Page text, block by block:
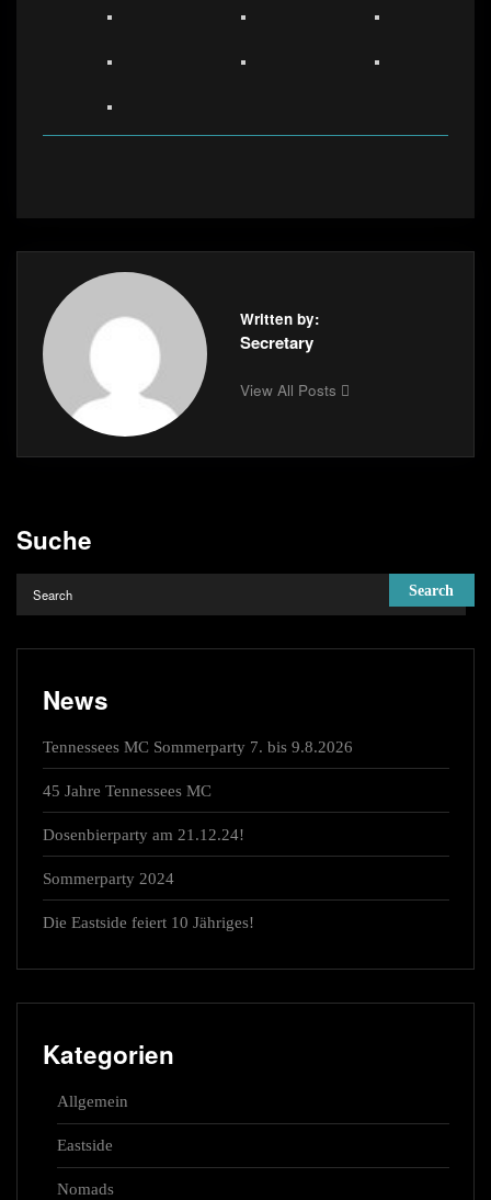
Written by:
Secretary
View All Posts
Suche
News
Tennessees MC Sommerparty 7. bis 9.8.2026
45 Jahre Tennessees MC
Dosenbierparty am 21.12.24!
Sommerparty 2024
Die Eastside feiert 10 Jähriges!
Kategorien
Allgemein
Eastside
Nomads